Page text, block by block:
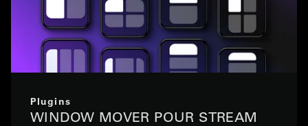
Plugins
WINDOW MOVER POUR STREAM